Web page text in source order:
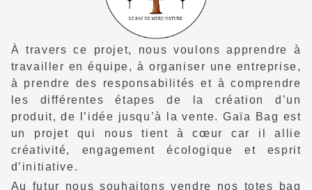
À travers ce projet, nous voulons apprendre à
travailler en équipe, à organiser une entreprise,
à prendre des responsabilités et à comprendre
les différentes étapes de la création d’un
produit, de l’idée jusqu’à la vente. Gaïa Bag est
un projet qui nous tient à cœur car il allie
créativité, engagement écologique et esprit
d’initiative.
Au futur nous souhaitons vendre nos totes bag